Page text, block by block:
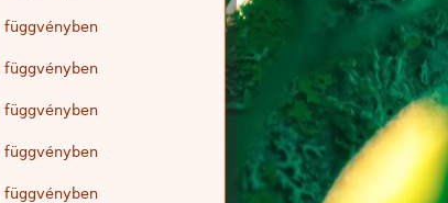
függvényben
függvényben
függvényben
függvényben
függvényben